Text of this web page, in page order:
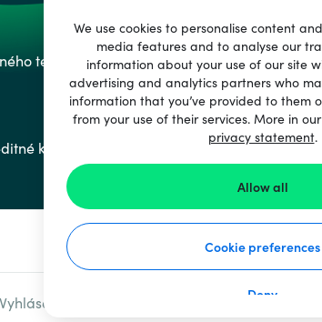
We use cookies to personalise content
media features and to analyse our
information about your use of our site
advertising and analytics partners who
information that you’ve provided to them
from your use of their services. More in our
privacy statement.
Allow all
Cookie preferences
Deny
telefónu
karty
Vyhlásenie o ochrane osobných údajov